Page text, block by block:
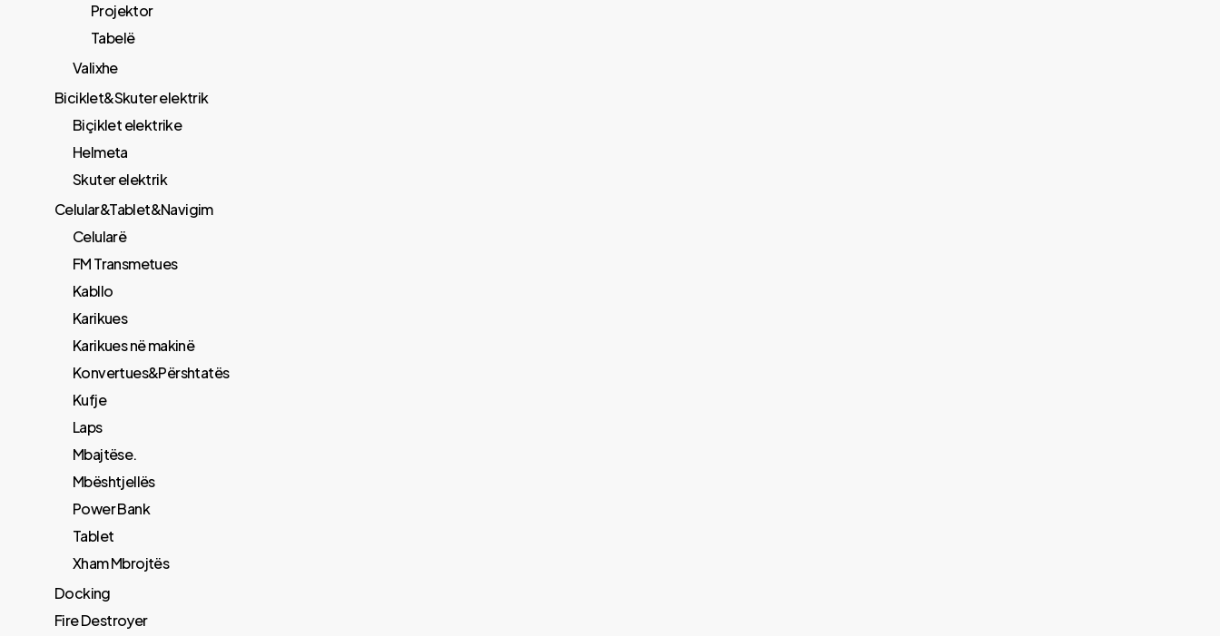
Projektor
Tabelë
Valixhe
Biciklet&Skuter elektrik
Biçiklet elektrike
Helmeta
Skuter elektrik
Celular&Tablet&Navigim
Celularë
FM Transmetues
​Kabllo
Karikues
Karikues në makinë
Konvertues&Përshtatës
Kufje
Laps
Mbajtëse.
Mbështjellës
Power Bank
Tablet
Xham Mbrojtës
Docking
Fire Destroyer